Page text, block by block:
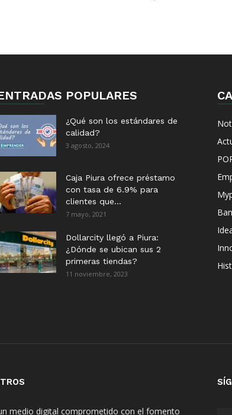
POPULARES
¿Qué son los estándares de
calidad?
3 agosto, 2024
Caja Piura ofrece préstamo
con tasa de 6.9% para
clientes que...
7 mayo, 2021
Dollarcity llegó a Piura:
¿Dónde se ubican sus 2
primeras tiendas?
11 noviembre, 2023
medio digital comprometido con el fomento